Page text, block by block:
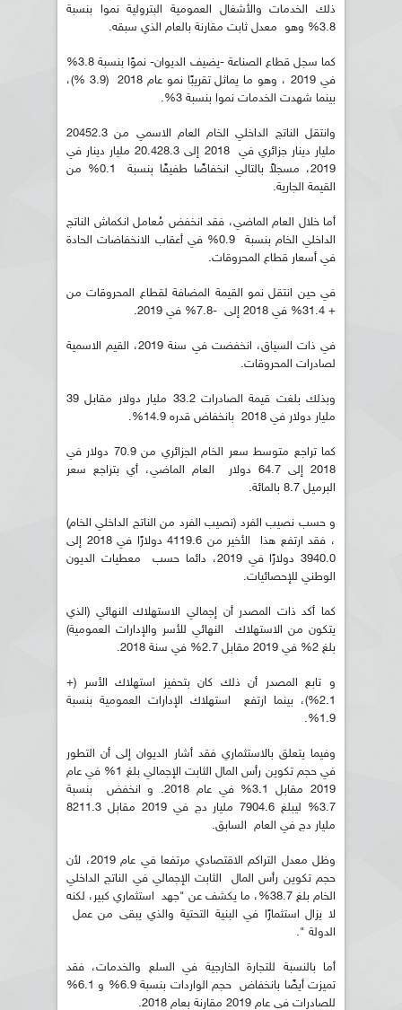
ذلك الخدمات والأشغال العمومية البترولية نموا بنسبة
3.8% وهو معدل ثابت مقارنة بالعام الذي سبقه.
كما سجل قطاع الصناعة -يضيف الديوان- نموًا بنسبة 3.8%
في 2019 ، وهو ما يماثل تقريبًا نمو عام 2018 (3.9 %)،
بينما شهدت الخدمات نموا بنسبة 3%.
وانتقل الناتج الداخلي الخام العام الاسمي من 20452.3
مليار دينار جزائري في 2018 إلى 20.428.3 مليار دينار في
2019، مسجلاً بالتالي انخفاضًا طفيفًا بنسبة 0.1% من
القيمة الجارية.
أما خلال العام الماضي، فقد انخفض مُعامل انكماش الناتج
الداخلي الخام بنسبة 0.9% في أعقاب الانخفاضات الحادة
في أسعار قطاع المحروقات.
في حين انتقل نمو القيمة المضافة لقطاع المحروقات من
+ 31.4% في 2018 إلى -7.8% في 2019.
في ذات السياق، انخفضت في سنة 2019، القيم الاسمية
لصادرات المحروقات.
وبذلك بلغت قيمة الصادرات 33.2 مليار دولار مقابل 39
مليار دولار في 2018 بانخفاض قدره 14.9%.
كما تراجع متوسط سعر الخام الجزائري من 70.9 دولار في
2018 إلى 64.7 دولار العام الماضي، أي بتراجع سعر
البرميل 8.7 بالمائة.
و حسب نصيب الفرد (نصيب الفرد من الناتج الداخلي الخام)
، فقد ارتفع هذا الأخير من 4119.6 دولارًا في 2018 إلى
3940.0 دولارًا في 2019، دائما حسب معطيات الديون
الوطني للإحصائيات.
كما أكد ذات المصدر أن إجمالي الاستهلاك النهائي (الذي
يتكون من الاستهلاك النهائي للأسر والإدارات العمومية)
بلغ 2% في 2019 مقابل 2.7% في سنة 2018.
و تابع المصدر أن ذلك كان بتحفيز استهلاك الأسر (+
2.1%)، بينما ارتفع استهلاك الإدارات العمومية بنسبة
1.9%.
وفيما يتعلق بالاستثماري فقد أشار الديوان إلى أن التطور
في حجم تكوين رأس المال الثابت الإجمالي بلغ 1% في عام
2019 مقابل 3.1% في عام 2018. و انخفض بنسبة
3.7% ليبلغ 7904.6 مليار دج في 2019 مقابل 8211.3
مليار دج في العام السابق.
وظل معدل التراكم الاقتصادي مرتفعا في عام 2019، لأن
حجم تكوين رأس المال الثابت الإجمالي في الناتج الداخلي
الخام بلغ 38.7%، ما يكشف عن "جهد استثماري كبير، لكنه
لا يزال استثمارًا في البنية التحتية والذي يبقى من عمل
الدولة ".
أما بالنسبة للتجارة الخارجية في السلع والخدمات، فقد
تميزت أيضًا بانخفاض حجم الواردات بنسبة 6.9% و 6.1%
للصادرات في عام 2019 مقارنة بعام 2018.